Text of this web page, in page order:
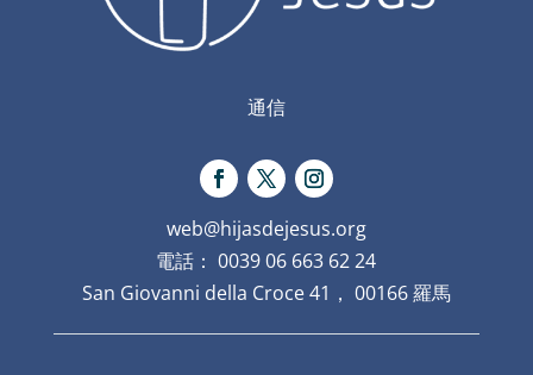
通信
web@hijasdejesus.org
電話： 0039 06 663 62 24
San Giovanni della Croce 41， 00166 羅馬